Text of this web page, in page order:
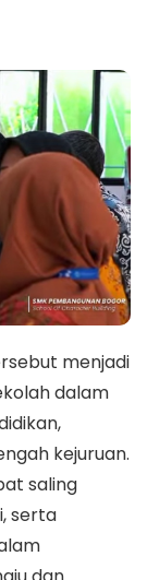
menjadi
dalam
kejuruan.
saling
serta